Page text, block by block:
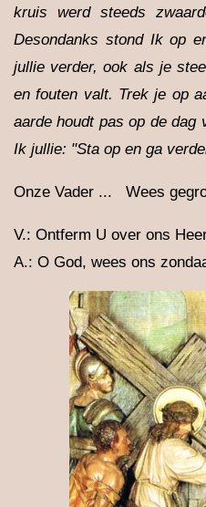
kruis werd steeds
Desondanks stond Ik op
jullie verder, ook als je
en fouten valt. Trek je op
aarde houdt pas op de dag
Ik jullie: "Sta op en ga
Onze Vader ... Wees
V.: Ontferm U over ons
A.: O God, wees ons